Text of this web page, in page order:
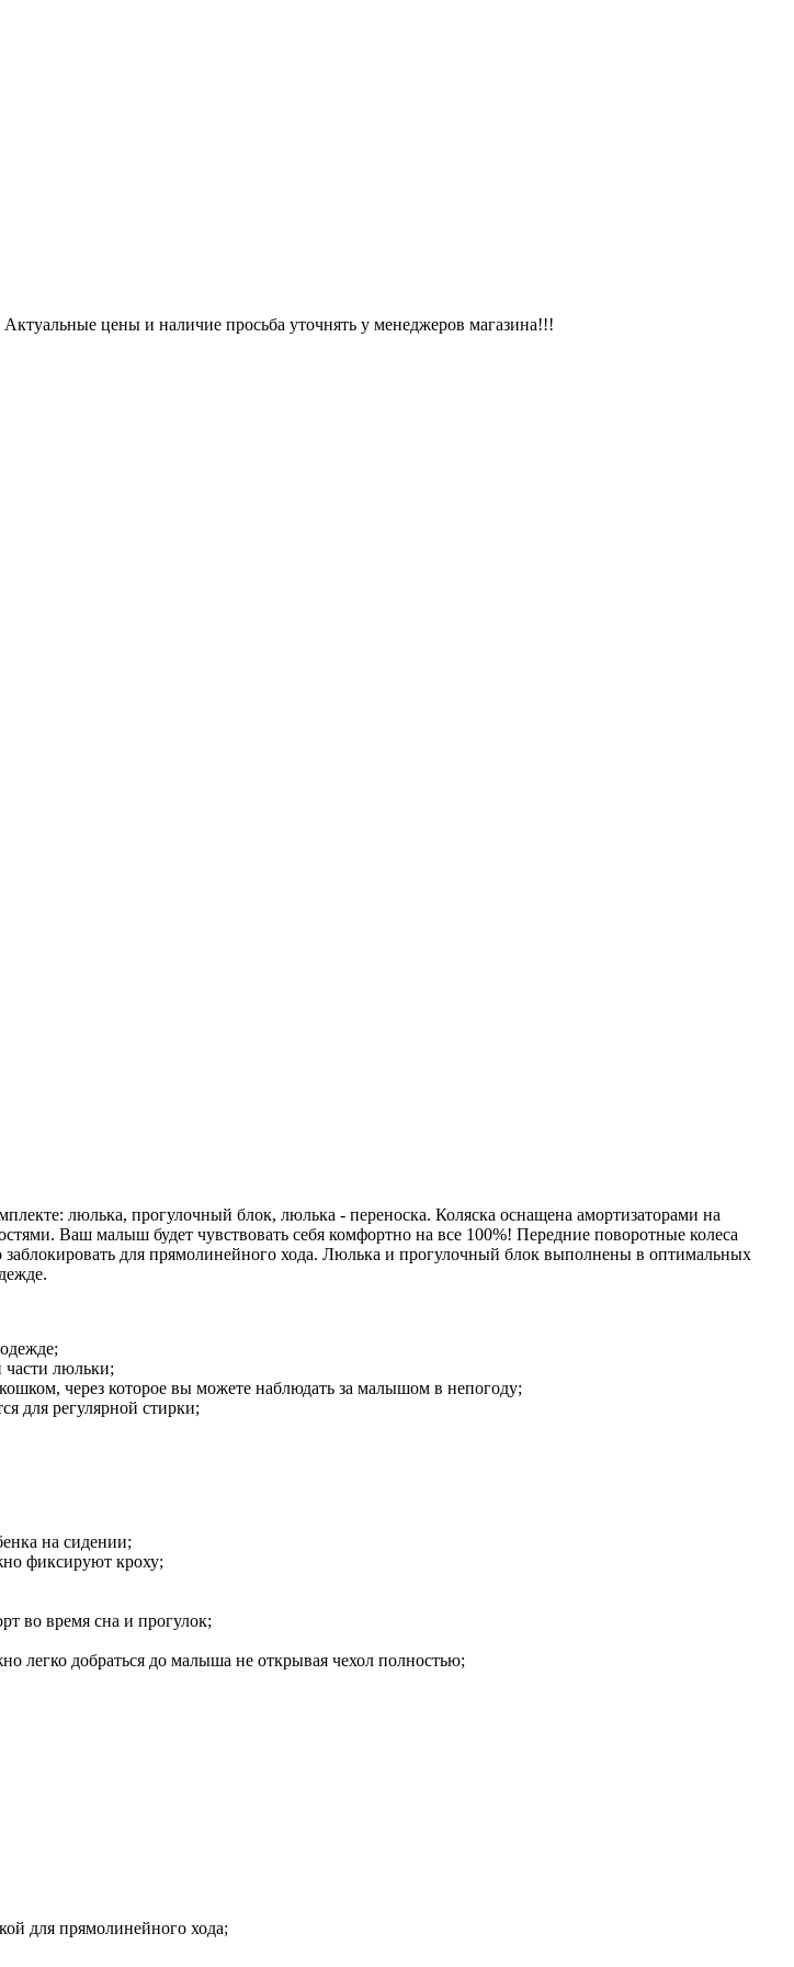
цены и наличие просьба уточнять у менеджеров магазина!!!
люлька, прогулочный блок, люлька - переноска. Коляска оснащена амортизаторами на
Ваш малыш будет чувствовать себя комфортно на все 100%! Передние поворотные колеса
для прямолинейного хода. Люлька и прогулочный блок выполнены в оптимальных
люльки;
через которое вы можете наблюдать за малышом в непогоду;
для регулярной стирки;
на сидении;
фиксируют кроху;
во время сна и прогулок;
легко добраться до малыша не открывая чехол полностью;
для прямолинейного хода;